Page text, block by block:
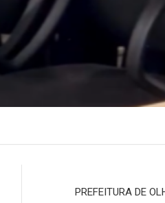
PREFEITURA DE